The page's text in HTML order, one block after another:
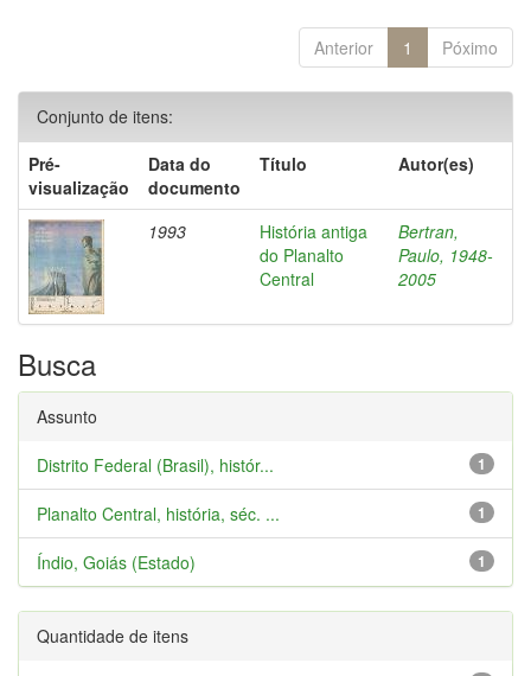
Anterior 1 Póximo
Conjunto de itens:
Pré-
visualização
Data do
documento
Título Autor(es)
1993
História antiga
do Planalto
Central
Bertran,
Paulo, 1948-
2005
Busca
Assunto
1
Distrito Federal (Brasil), histór...
1
Planalto Central, história, séc. ...
1
Índio, Goiás (Estado)
Quantidade de itens